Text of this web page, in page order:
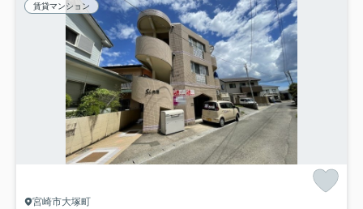
賃貸マンション
宮崎市大塚町